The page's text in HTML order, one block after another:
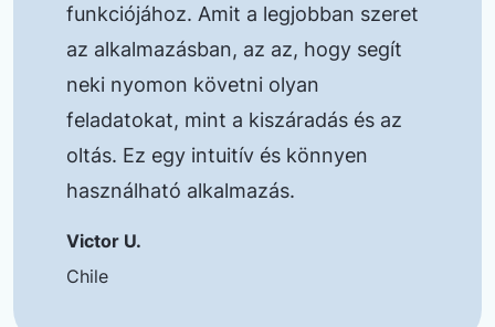
funkciójához. Amit a legjobban szeret
az alkalmazásban, az az, hogy segít
neki nyomon követni olyan
feladatokat, mint a kiszáradás és az
oltás. Ez egy intuitív és könnyen
használható alkalmazás.
Victor U.
Chile